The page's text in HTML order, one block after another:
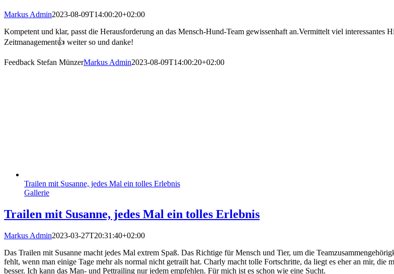
Markus Admin2023-08-09T14:00:20+02:00
Kompetent und klar, passt die Herausforderung an das Mensch-Hund-Team gewissenhaft an.Vermittelt viel interessantes
Zeitmanagement👍 weiter so und danke!
Feedback Stefan MünzerMarkus Admin2023-08-09T14:00:20+02:00
Trailen mit Susanne, jedes Mal ein tolles Erlebnis
Gallerie
Trailen mit Susanne, jedes Mal ein tolles Erlebnis
Markus Admin2023-03-27T20:31:40+02:00
Das Trailen mit Susanne macht jedes Mal extrem Spaß. Das Richtige für Mensch und Tier, um die
fehlt, wenn man einige Tage mehr als normal nicht getrailt hat. Charly macht tolle Fortschritte, da liegt es eher an mir,
besser. Ich kann das Man- und Pettrailing nur jedem empfehlen. Für mich ist es schon wie eine Sucht.